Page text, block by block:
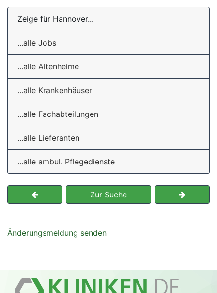
Zeige für Hannover...
...alle Jobs
...alle Altenheime
...alle Krankenhäuser
...alle Fachabteilungen
...alle Lieferanten
...alle ambul. Pflegedienste
Zur Suche
Änderungsmeldung senden